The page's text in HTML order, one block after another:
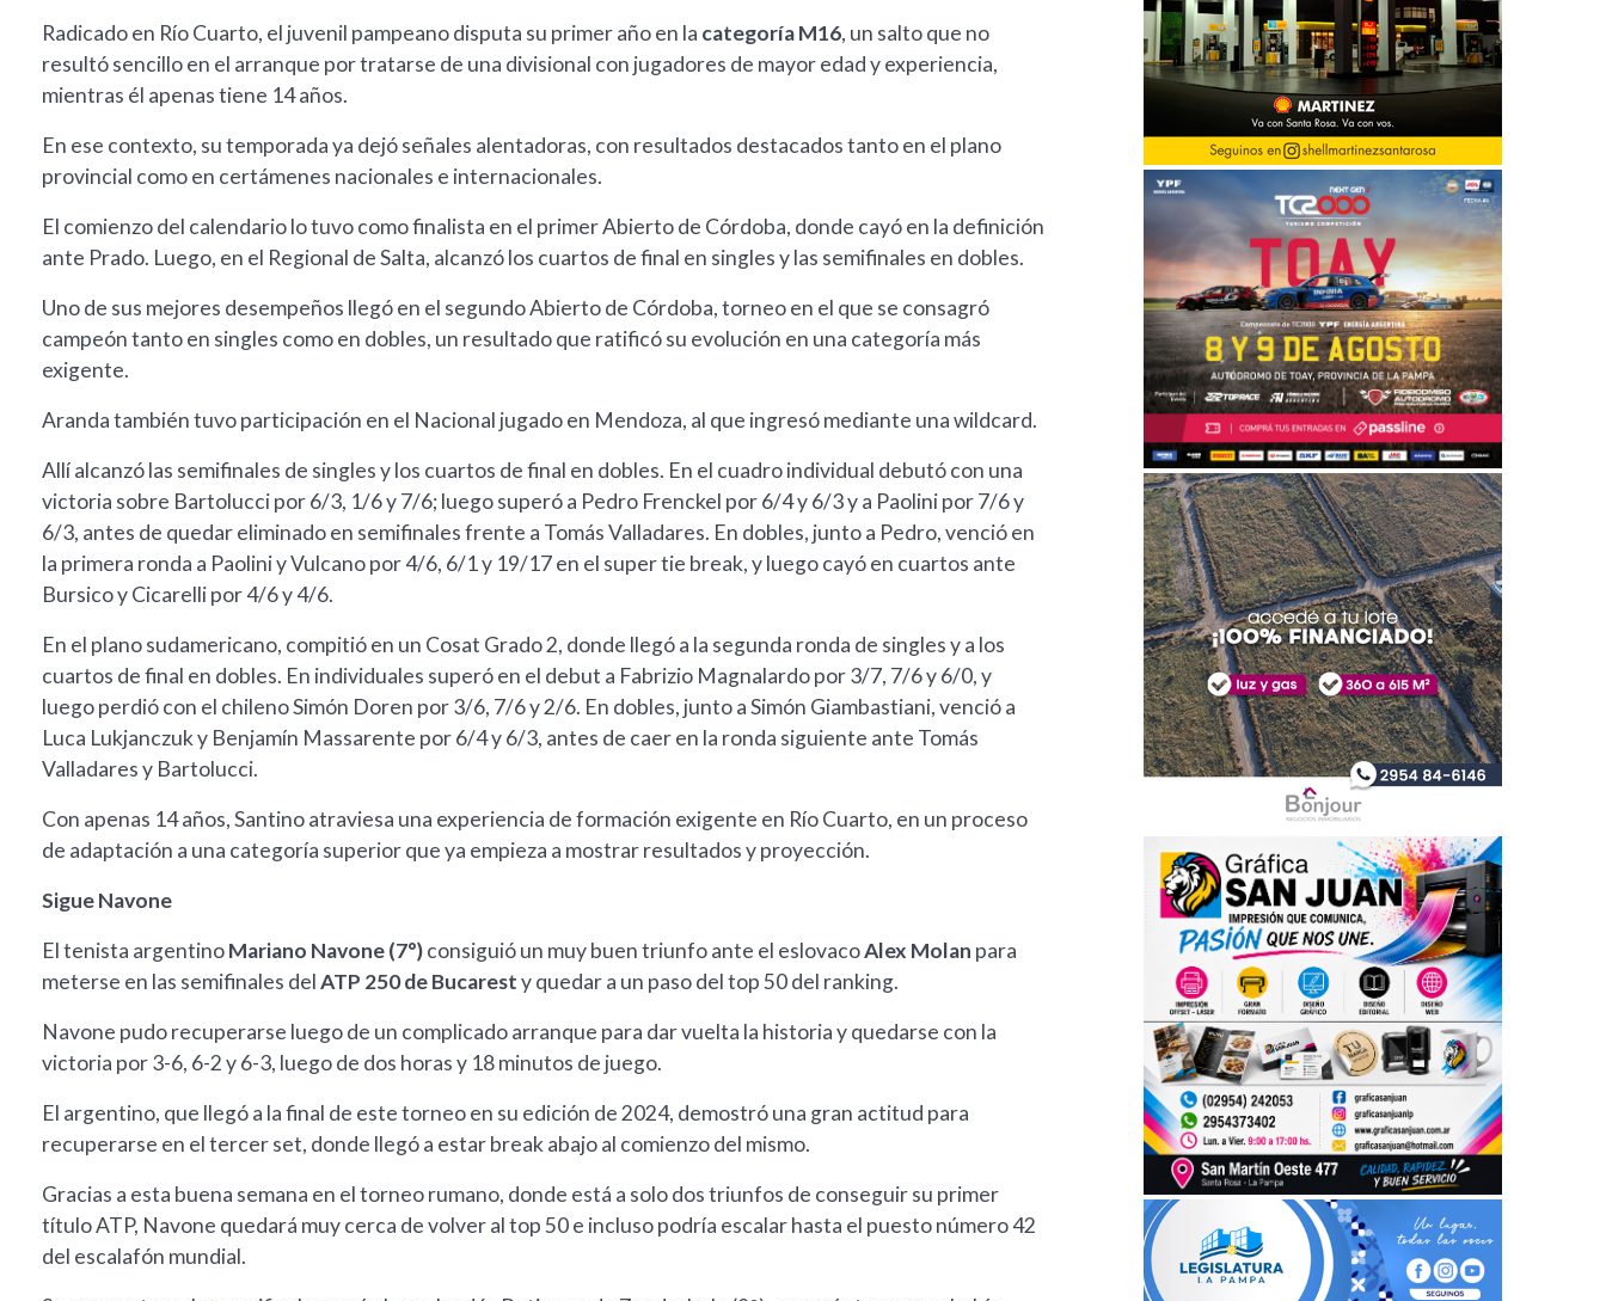
Radicado en Río Cuarto, el juvenil pampeano disputa su primer año en la categoría M16, un salto que no
resultó sencillo en el arranque por tratarse de una divisional con jugadores de mayor edad y experiencia,
mientras él apenas tiene 14 años.
En ese contexto, su temporada ya dejó señales alentadoras, con resultados destacados tanto en el plano
provincial como en certámenes nacionales e internacionales.
El comienzo del calendario lo tuvo como finalista en el primer Abierto de Córdoba, donde cayó en la definición
ante Prado. Luego, en el Regional de Salta, alcanzó los cuartos de final en singles y las semifinales en dobles.
Uno de sus mejores desempeños llegó en el segundo Abierto de Córdoba, torneo en el que se consagró
campeón tanto en singles como en dobles, un resultado que ratificó su evolución en una categoría más
exigente.
Aranda también tuvo participación en el Nacional jugado en Mendoza, al que ingresó mediante una wildcard.
Allí alcanzó las semifinales de singles y los cuartos de final en dobles. En el cuadro individual debutó con una
victoria sobre Bartolucci por 6/3, 1/6 y 7/6; luego superó a Pedro Frenckel por 6/4 y 6/3 y a Paolini por 7/6 y
6/3, antes de quedar eliminado en semifinales frente a Tomás Valladares. En dobles, junto a Pedro, venció en
la primera ronda a Paolini y Vulcano por 4/6, 6/1 y 19/17 en el super tie break, y luego cayó en cuartos ante
Bursico y Cicarelli por 4/6 y 4/6.
En el plano sudamericano, compitió en un Cosat Grado 2, donde llegó a la segunda ronda de singles y a los
cuartos de final en dobles. En individuales superó en el debut a Fabrizio Magnalardo por 3/7, 7/6 y 6/0, y
luego perdió con el chileno Simón Doren por 3/6, 7/6 y 2/6. En dobles, junto a Simón Giambastiani, venció a
Luca Lukjanczuk y Benjamín Massarente por 6/4 y 6/3, antes de caer en la ronda siguiente ante Tomás
Valladares y Bartolucci.
Con apenas 14 años, Santino atraviesa una experiencia de formación exigente en Río Cuarto, en un proceso
de adaptación a una categoría superior que ya empieza a mostrar resultados y proyección.
Sigue Navone
El tenista argentinoMariano Navone (7°)consiguió un muy buen triunfo ante el eslovacoAlex Molan para
meterse en las semifinales delATP 250 de Bucaresty quedar a un paso del top 50 del ranking.
Navone pudo recuperarse luego de un complicado arranque para dar vuelta la historia y quedarse con la
victoria por 3-6, 6-2 y 6-3, luego de dos horas y 18 minutos de juego.
El argentino, que llegó a la final de este torneo en su edición de 2024, demostró una gran actitud para
recuperarse en el tercer set, donde llegó a estar break abajo al comienzo del mismo.
Gracias a esta buena semana en el torneo rumano, donde está a solo dos triunfos de conseguir su primer
título ATP, Navone quedará muy cerca de volver al top 50 e incluso podría escalar hasta el puesto número 42
del escalafón mundial.